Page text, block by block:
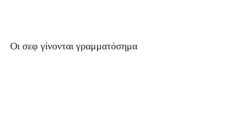
Οι σεφ γίνονται γραμματόσημα